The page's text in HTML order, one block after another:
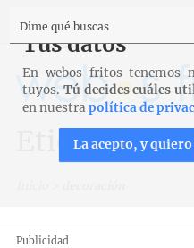
Etiqueta:
Publicidad
Tus datos
En webos fritos tenemos
tuyos. Tú decides cuáles
en nuestrapolítica de
La acepto, y